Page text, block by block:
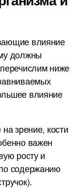
влияние
должны
ниже
влияние
зрение, кости
важен
росту и
содержанию